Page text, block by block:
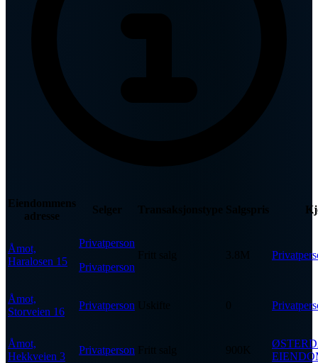
Eiendommens
adresse
Selger Salgspris
Åmot,
Haralosen 15
Privatperson
Privatperson
Åmot,
Storveien 16
Privatperson
Åmot,
Hekkveien 3
Privatperson